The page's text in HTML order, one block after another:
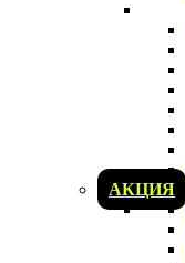
АКЦИЯ